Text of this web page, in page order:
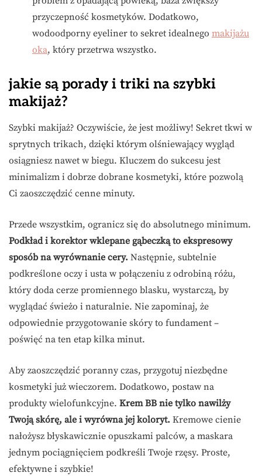
przyczepność kosmetyków. Dodatkowo,
wodoodporny eyeliner to sekret idealnego makijażu
oka, który przetrwa wszystko.
jakie są porady i triki na szybki
makijaż?
Szybki makijaż? Oczywiście, że jest możliwy! Sekret tkwi w
sprytnych trikach, dzięki którym olśniewający wygląd
osiągniesz nawet w biegu. Kluczem do sukcesu jest
minimalizm i dobrze dobrane kosmetyki, które pozwolą
Ci zaoszczędzić cenne minuty.
Przede wszystkim, ogranicz się do absolutnego minimum.
Podkład i korektor wklepane gąbeczką to ekspresowy
sposób na wyrównanie cery. Następnie, subtelnie
podkreślone oczy i usta w połączeniu z odrobiną różu,
który doda cerze promiennego blasku, wystarczą, by
wyglądać świeżo i naturalnie. Nie zapominaj, że
odpowiednie przygotowanie skóry to fundament –
poświęć na ten etap kilka minut.
Aby zaoszczędzić poranny czas, przygotuj niezbędne
kosmetyki już wieczorem. Dodatkowo, postaw na
produkty wielofunkcyjne. Krem BB nie tylko nawilży
Twoją skórę, ale i wyrówna jej koloryt. Kremowe cienie
nałożysz błyskawicznie opuszkami palców, a maskara
jednym pociągnięciem podkreśli Twoje rzęsy. Proste,
efektywne i szybkie!